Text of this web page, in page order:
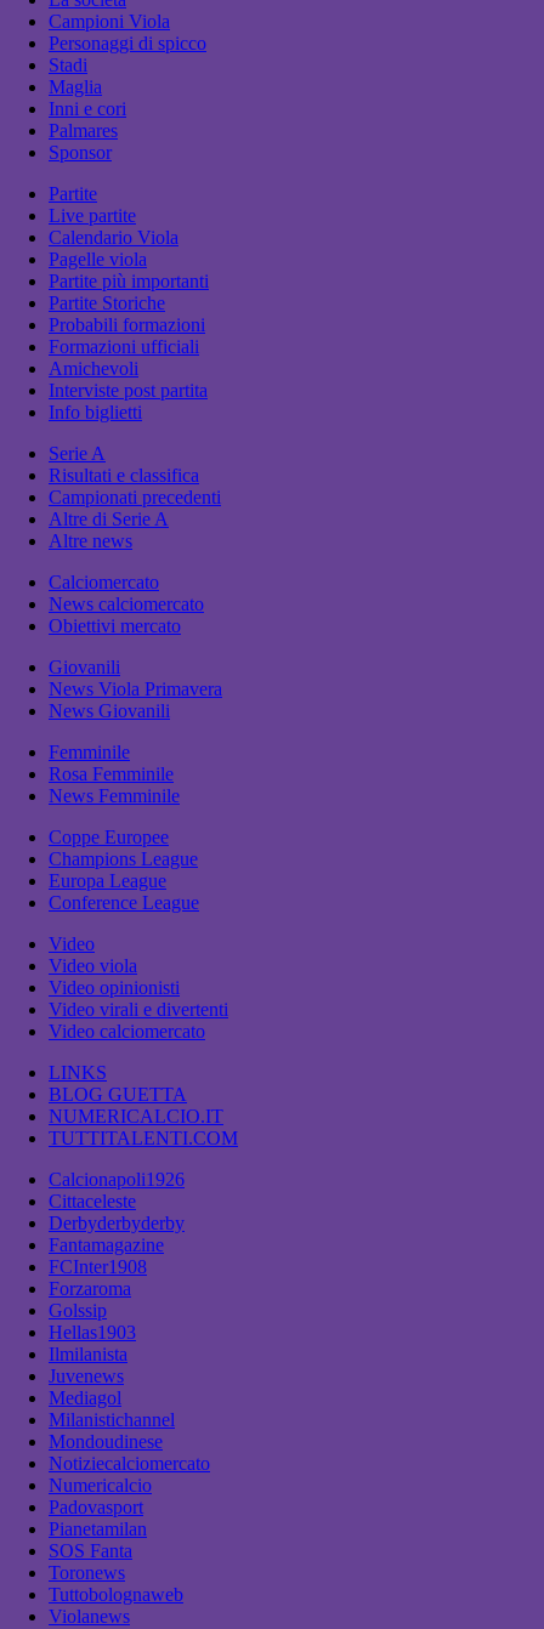
Campioni Viola
Personaggi di spicco
Stadi
Maglia
Inni e cori
Palmares
Sponsor
Partite
Live partite
Calendario Viola
Pagelle viola
Partite più importanti
Partite Storiche
Probabili formazioni
Formazioni ufficiali
Amichevoli
Interviste post partita
Info biglietti
Serie A
Risultati e classifica
Campionati precedenti
Altre di Serie A
Altre news
Calciomercato
News calciomercato
Obiettivi mercato
Giovanili
News Viola Primavera
News Giovanili
Femminile
Rosa Femminile
News Femminile
Coppe Europee
Champions League
Europa League
Conference League
Video
Video viola
Video opinionisti
Video virali e divertenti
Video calciomercato
LINKS
BLOG GUETTA
NUMERICALCIO.IT
TUTTITALENTI.COM
Calcionapoli1926
Cittaceleste
Derbyderbyderby
Fantamagazine
FCInter1908
Forzaroma
Golssip
Hellas1903
Ilmilanista
Juvenews
Mediagol
Milanistichannel
Mondoudinese
Notiziecalciomercato
Numericalcio
Padovasport
Pianetamilan
SOS Fanta
Toronews
Tuttobolognaweb
Violanews